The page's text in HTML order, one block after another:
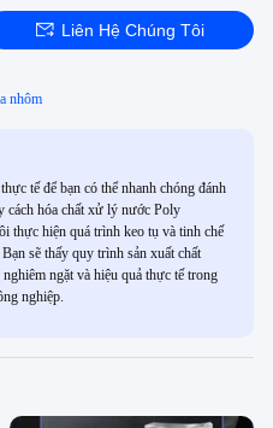
Liên Hệ Chúng Tôi
nhôm
tế để bạn có thể nhanh chóng đánh
cách hóa chất xử lý nước Poly
thực hiện quá trình keo tụ và tinh chế
sẽ thấy quy trình sản xuất chất
ngặt và hiệu quả thực tế trong
nghiệp.